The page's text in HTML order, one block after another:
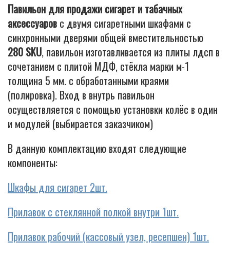
Cigarette
Павильон для продажи сигарет и табачных
аксессуаров с двумя сигаретными шкафами с
синхронными дверями общей вместительностью
280 SKU, павильон изготавливается из плиты лдсп в
сочетанием с плитой МДФ, стёкла марки м-1
толщина 5 мм. с обработанными краями
(полировка). Вход в внутрь павильон
осуществляется с помощью установки колёс в один
и модулей (выбирается заказчиком)
В данную комплектацию входят следующие
компоненты:
Шкафы для сигарет 2шт.
Прилавок с стеклянной полкой внутри 1шт.
Прилавок рабочий (кассовый узел, ресепшен) 1шт.